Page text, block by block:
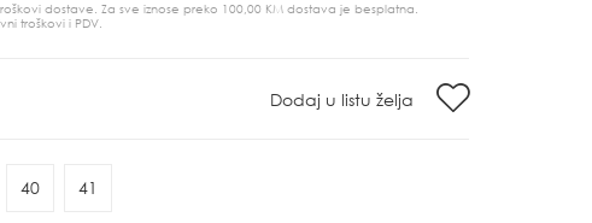
dostave. Za sve iznose preko 100,00 KM dostava je besplatna.
troškovi i PDV.
Dodaj u listu želja
40 41